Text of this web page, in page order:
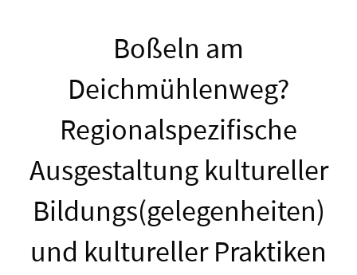
Boßeln am
Deichmühlenweg?
Regionalspezifische
Ausgestaltung kultureller
Bildungs(gelegenheiten)
und kultureller Praktiken